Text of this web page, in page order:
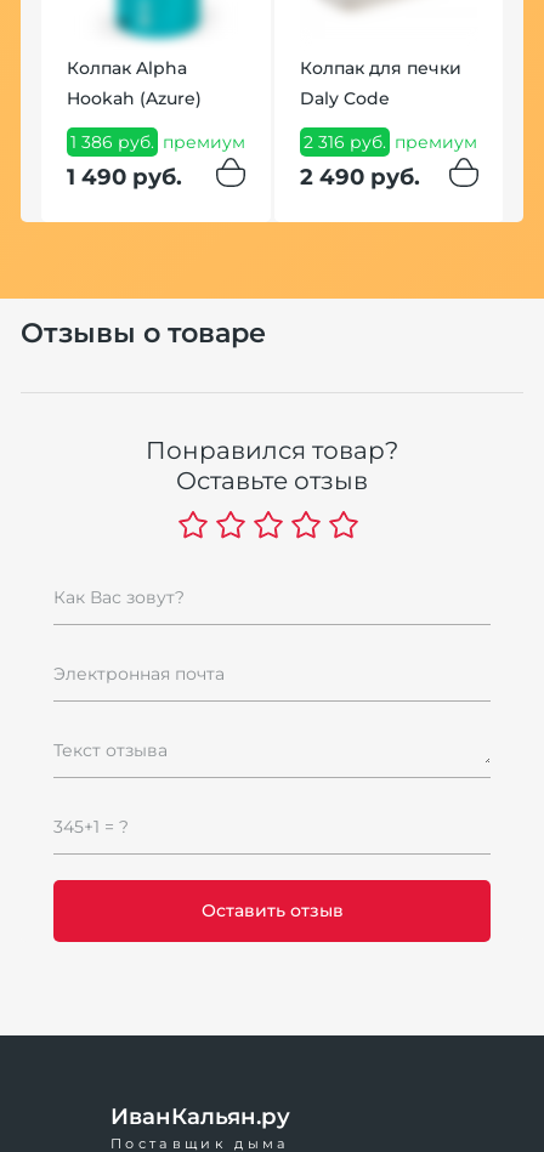
Колпак Alpha
Hookah (Azure)
1 386 руб. премиум
1 490 руб.
Колпак для печки
Daly Code
2 316 руб. премиум
2 490 руб.
Отзывы о товаре
Понравился товар?
Оставьте отзыв
Как Вас зовут?
Электронная почта
Текст отзыва
345+1 = ?
ИванКальян.ру
Поставщик дыма